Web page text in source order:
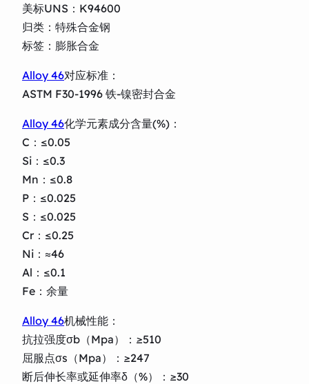
美标UNS：K94600
归类：特殊合金钢
标签：膨胀合金
Alloy 46对应标准：
ASTM F30-1996 铁-镍密封合金
Alloy 46化学元素成分含量(%)：
C：≤0.05
Si：≤0.3
Mn：≤0.8
P：≤0.025
S：≤0.025
Cr：≤0.25
Ni：≈46
Al：≤0.1
Fe：余量
Alloy 46机械性能：
抗拉强度σb（Mpa）：≥510
屈服点σs（Mpa）：≥247
断后伸长率或延伸率δ（%）：≥30